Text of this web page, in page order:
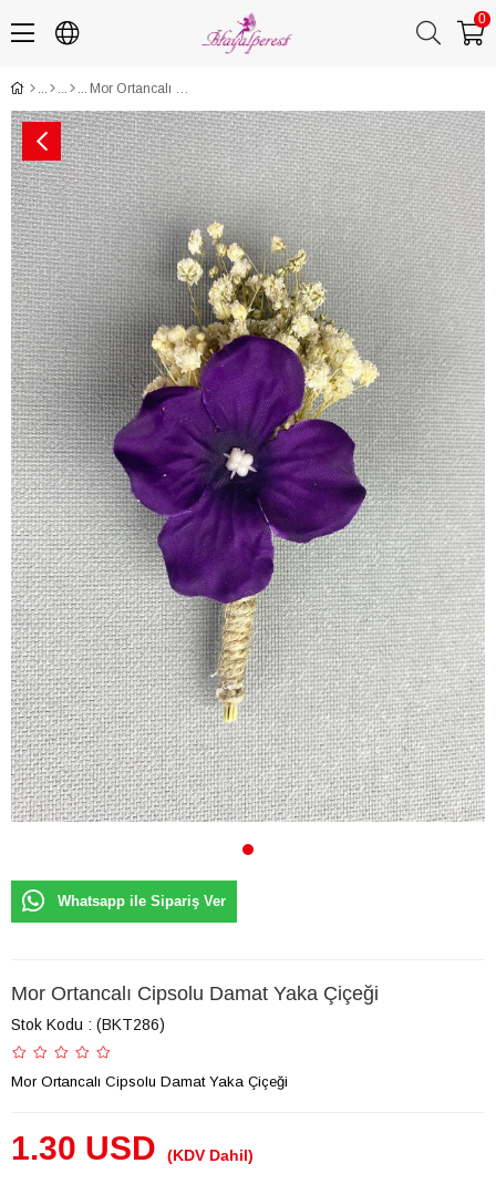
0
Mor Ortancalı Cipsolu Damat Yaka Çiçeği
Whatsapp ile Sipariş Ver
Mor Ortancalı Cipsolu Damat Yaka Çiçeği
Stok Kodu (BKT286)
Mor Ortancalı Cipsolu Damat Yaka Çiçeği
1.30 USD (KDV Dahil)